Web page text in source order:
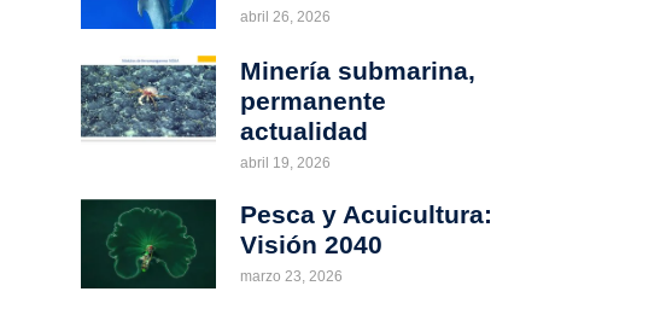
abril 26, 2026
Minería submarina,
permanente
actualidad
abril 19, 2026
Pesca y Acuicultura:
Visión 2040
marzo 23, 2026